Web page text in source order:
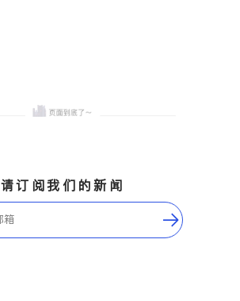
请订阅我们的新闻